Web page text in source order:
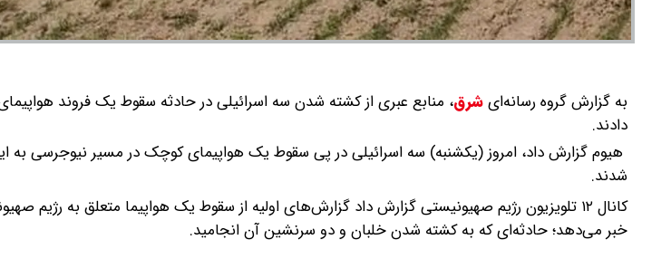
به گزارش گروه رسانه‌ایشرق، منابع عبری از کشته شدن سه اسرائیلی در حادثه سقوط یک فروند
دادند.
هیوم گزارش داد، امروز (یکشنبه) سه اسرائیلی در پی سقوط یک هواپیمای کوچک در مسیر نیوجرسی به
شدند.
کانال ۱۲ تلویزیون رژیم صهیونیستی گزارش داد گزارش‌های اولیه از سقوط یک هواپیما متعلق به
خبر می‌دهد؛ حادثه‌ای که به کشته شدن خلبان و دو سرنشین آن انجامید.